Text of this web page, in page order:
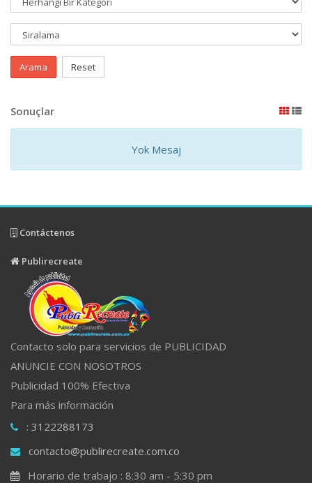
Arama Reset
Sonuçlar
Yok Mesaj
Contáctenos
Publirecreate
Contacto solo para servicios de PUBLICIDAD
ANUNCIE CON NOSOTROS
Publicidad 100% Efectiva
Para más información
: 3122288173
contacto@publirecreate.com.co
Horario de trabajo : 8:30 am - 5:30 pm